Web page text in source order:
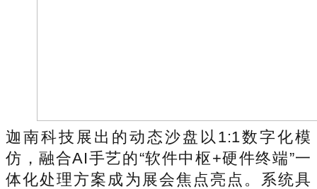
迦南科技展出的动态沙盘以1:1数字化模
仿，融合AI手艺的“软件中枢+硬件终端”一
体化处理方案成为展会焦点亮点。系统具